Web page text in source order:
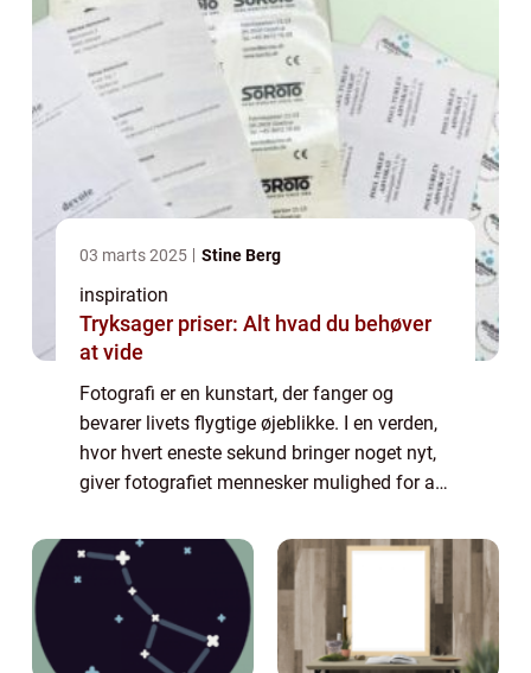
03 marts 2025 Stine Berg
inspiration
Tryksager priser: Alt hvad du behøver
at vide
Fotografi er en kunstart, der fanger og
bevarer livets flygtige øjeblikke. I en verden,
hvor hvert eneste sekund bringer noget nyt,
giver fotografiet mennesker mulighed for at
følelser...